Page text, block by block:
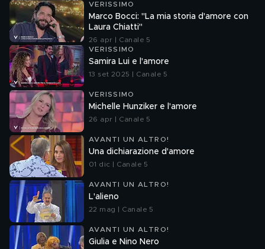
VERISSIMO
Marco Bocci: "La mia storia d'amore con
Laura Chiatti"
26 apr | Canale 5
VERISSIMO
Samira Lui e l'amore
13 set 2025 | Canale 5
VERISSIMO
Michelle Hunziker e l'amore
26 apr | Canale 5
AVANTI UN ALTRO!
Una dichiarazione d'amore
01 dic | Canale 5
AVANTI UN ALTRO!
L'alieno
22 mag | Canale 5
AVANTI UN ALTRO!
Giulia e Nino Nero